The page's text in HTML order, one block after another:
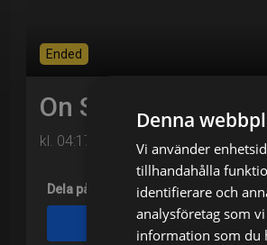
Ended
On Set
kl. 04:17 på TV4 Film
Dela på
Facebook
Denna
Vi använder
tillhandahålla
identifierare och
analysföretag som
information som du